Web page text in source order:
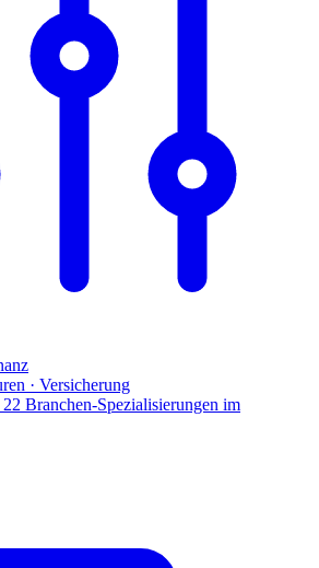
· Versicherung
22 Branchen-Spezialisierungen im